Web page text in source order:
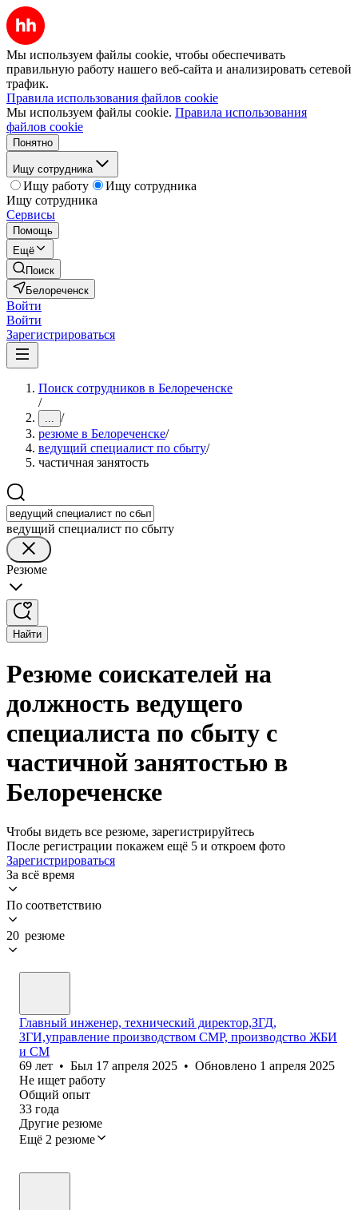
Мы используем файлы cookie, чтобы обеспечивать
правильную работу нашего веб-сайта и анализировать сетевой
трафик.
Правила использования файлов cookie
Мы используем файлы cookie. Правила использования
файлов cookie
Понятно
Ищу сотрудника
Ищу работу
Ищу сотрудника
Ищу сотрудника
Сервисы
Помощь
Ещё
Поиск
Белореченск
Войти
Войти
Зарегистрироваться
Поиск сотрудников в Белореченске
/
... /
резюме в Белореченске/
ведущий специалист по сбыту/
частичная занятость
ведущий специалист по сбыту
Резюме
Найти
Резюме соискателей на
должность ведущего
специалиста по сбыту с
частичной занятостью в
Белореченске
Чтобы видеть все резюме, зарегистрируйтесь
После регистрации покажем ещё 5 и откроем фото
Зарегистрироваться
За всё время
По соответствию
20 резюме
Главный инженер, технический директор,ЗГД,
ЗГИ,управление производством СМР, производство ЖБИ
и СМ
69 лет • Был 17 апреля 2025 • Обновлено 1 апреля 2025
Не ищет работу
Общий опыт
33 года
Другие резюме
Ещё 2 резюме